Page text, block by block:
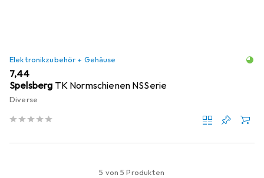
Elektronikzubehör + Gehäuse
EUR
7,44
Spelsberg TK Normschienen NSSerie
Diverse
5 von 5 Produkten